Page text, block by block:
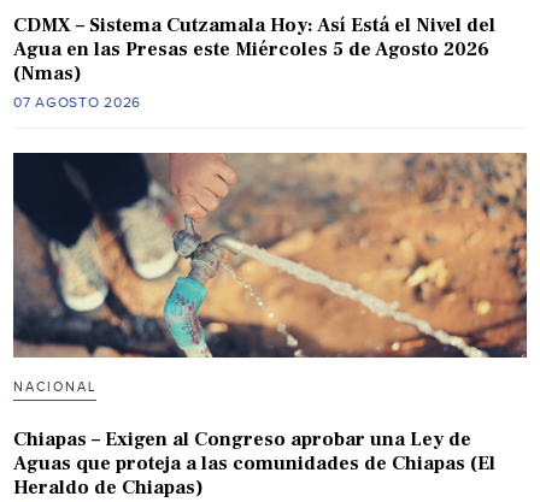
CDMX – Sistema Cutzamala Hoy: Así Está el Nivel del
Agua en las Presas este Miércoles 5 de Agosto 2026
(Nmas)
07 AGOSTO 2026
NACIONAL
Chiapas – Exigen al Congreso aprobar una Ley de
Aguas que proteja a las comunidades de Chiapas (El
Heraldo de Chiapas)